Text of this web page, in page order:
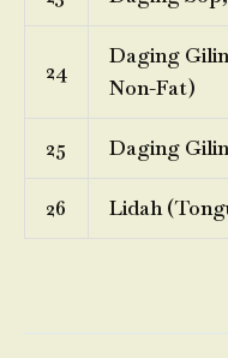
24
Daging
Non-Fat)
25 Daging
26 Lidah